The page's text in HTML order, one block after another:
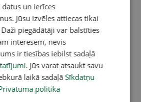
datus un ierīces
Jūsu izvēles attiecas tikai
piegādātāji var balstīties
interesēm, nevis
ir tiesības iebilst sadaļā
. Jūs varat atsaukt savu
laikā sadaļā Sīkdatņu
politika